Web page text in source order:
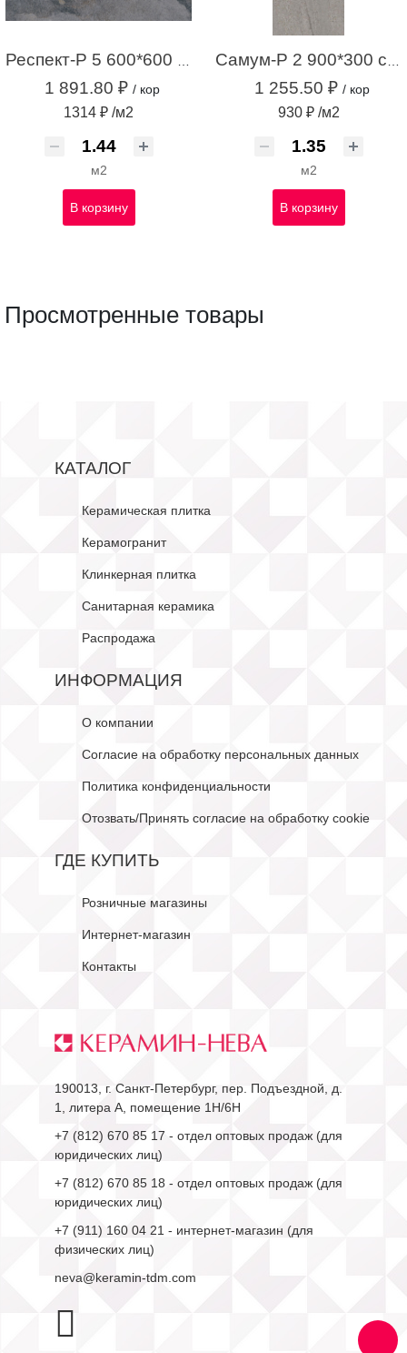
1 891.80 ₽ / кор
1314 ₽ /м2
м2
В корзину
1 255.50 ₽ / кор
930 ₽ /м2
м2
В корзину
Просмотренные товары
КАТАЛОГ
Керамическая плитка
Керамогранит
Клинкерная плитка
Санитарная керамика
Распродажа
ИНФОРМАЦИЯ
О компании
Согласие на обработку персональных данных
Политика конфиденциальности
Отозвать/Принять согласие на обработку cookie
ГДЕ КУПИТЬ
Розничные магазины
Интернет-магазин
Контакты
190013, г. Санкт-Петербург, пер. Подъездной, д.
1, литера А, помещение 1Н/6Н
+7 (812) 670 85 17 - отдел оптовых продаж (для
юридических лиц)
+7 (812) 670 85 18 - отдел оптовых продаж (для
юридических лиц)
+7 (911) 160 04 21 - интернет-магазин (для
физических лиц)
neva@keramin-tdm.com